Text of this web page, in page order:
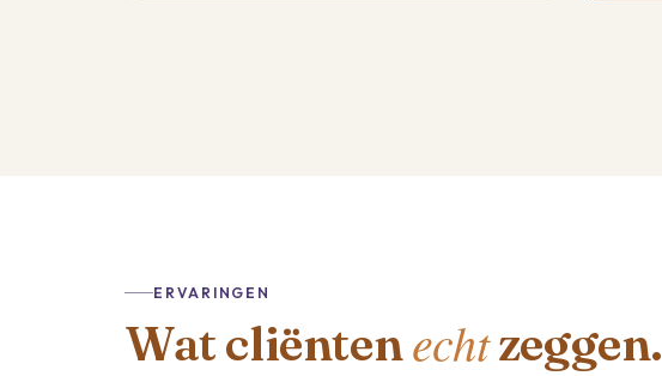
ERVARINGEN
Wat cliëntenechtzeggen.